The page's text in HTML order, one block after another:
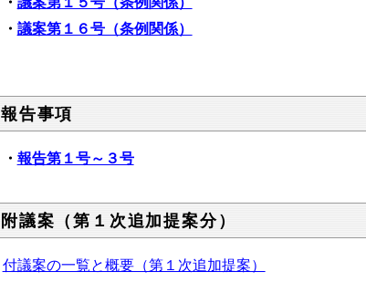
・ 議案第１６号（条例関係）
報告事項
・ 報告第１号～３号
附議案（第１次追加提案分）
付議案の一覧と概要（第１次追加提案）